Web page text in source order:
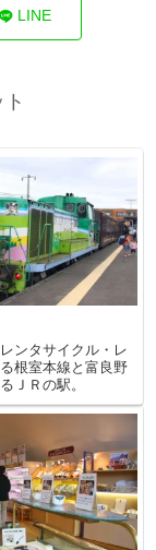
LINE
ンタサイクル・レ
根室本線と富良野
ＪＲの駅。